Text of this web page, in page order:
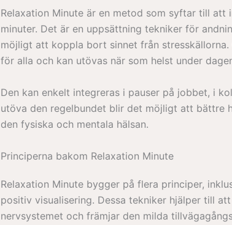
Relaxation Minute är en metod som syftar till
minuter. Det är en uppsättning tekniker för
möjligt att koppla bort sinnet från
för alla och kan utövas när som helst under
Den kan enkelt integreras i pauser på jobbet, i
utöva den regelbundet blir det möjligt att bättre
den fysiska och mentala hälsan.
Principerna bakom Relaxation Minute
Relaxation Minute bygger på flera principer,
positiv visualisering. Dessa tekniker hjälper till
nervsystemet och främjar den milda